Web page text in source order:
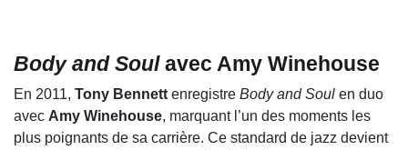
Body and Soulavec Amy Winehouse
En 2011, Tony Bennett enregistre Body and Soul en duo
avec Amy Winehouse, marquant l’un des moments les
plus poignants de sa carrière. Ce standard de jazz devient